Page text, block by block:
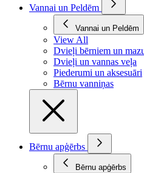
Vannai un Peldēm
Vannai un Peldēm
View All
Dvieļi bērniem un
Dvieļi un vannas veļa
Piederumi un aksesuāri
Bērnu vanniņas
Bērnu apģērbs
Bērnu apģērbs